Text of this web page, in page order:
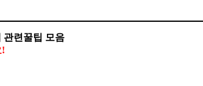
관련꿀팁 모음
!